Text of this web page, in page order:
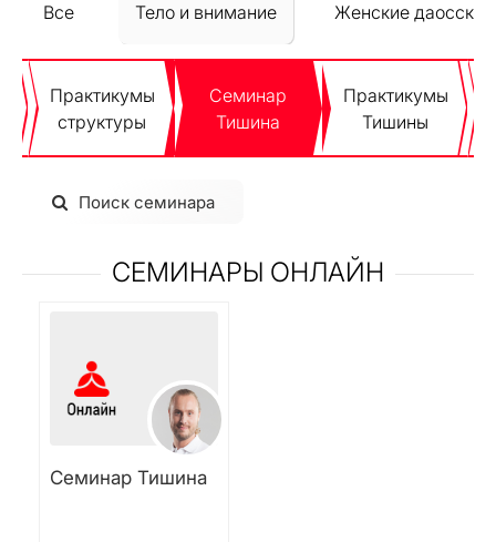
Тело и внимание Женские даосские
Все
Практикумы
структуры
Семинар
Тишина
Практикумы
Тишины
Поиск семинара
СЕМИНАРЫ ОНЛАЙН
Семинар Тишина